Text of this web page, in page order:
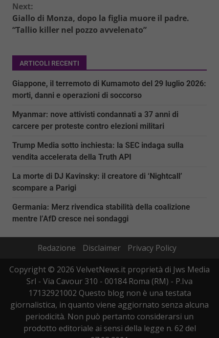
Next:
Giallo di Monza, dopo la figlia muore il padre.
“Tallio killer nel pozzo avvelenato”
ARTICOLI RECENTI
Giappone, il terremoto di Kumamoto del 29 luglio 2026:
morti, danni e operazioni di soccorso
Myanmar: nove attivisti condannati a 37 anni di
carcere per proteste contro elezioni militari
Trump Media sotto inchiesta: la SEC indaga sulla
vendita accelerata della Truth API
La morte di DJ Kavinsky: il creatore di ‘Nightcall’
scompare a Parigi
Germania: Merz rivendica stabilità della coalizione
mentre l’AfD cresce nei sondaggi
Redazione Disclaimer
Privacy Policy
Copyright © 2026 VelvetNews.it proprietà di Jws Media
Srl - Via Cavour 310 - 00184 Roma (RM) - P.Iva
17132921002 Questo blog non è una testata
giornalistica, in quanto viene aggiornato senza alcuna
periodicità. Non può pertanto considerarsi un
prodotto editoriale ai sensi della legge n. 62 del